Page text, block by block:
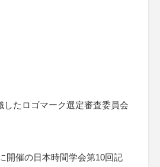
したロゴマーク選定審査委員会
開催の日本時間学会第10回記